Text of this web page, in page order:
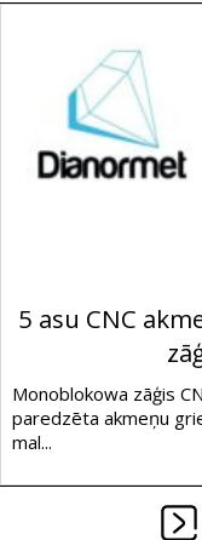
5 asu CNC
Monoblokowa zāģis
paredzēta akmeņu
mal...